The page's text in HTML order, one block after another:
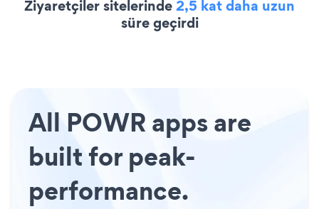
Ziyaretçiler sitelerinde2,5 kat daha uzun
süre geçirdi
All POWR apps are
built for peak-
performance.